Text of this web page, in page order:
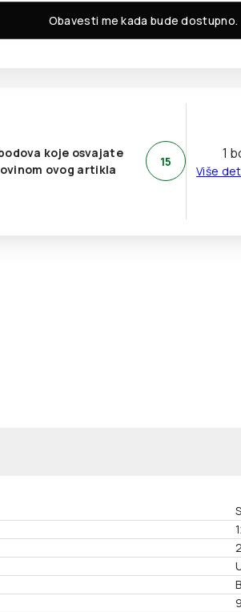
Obavesti me kada bude dostupno.
koje osvajate
ovog artikla
15 1
Više